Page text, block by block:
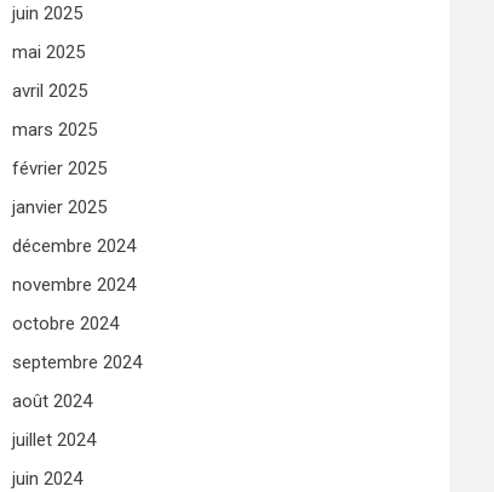
juin 2025
mai 2025
avril 2025
mars 2025
février 2025
janvier 2025
décembre 2024
novembre 2024
octobre 2024
septembre 2024
août 2024
juillet 2024
juin 2024